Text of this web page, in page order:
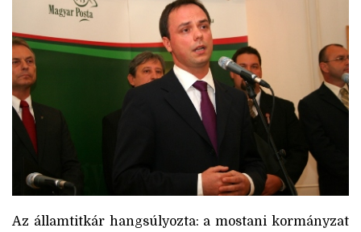
Az államtitkár hangsúlyozta: a mostani kormányzat